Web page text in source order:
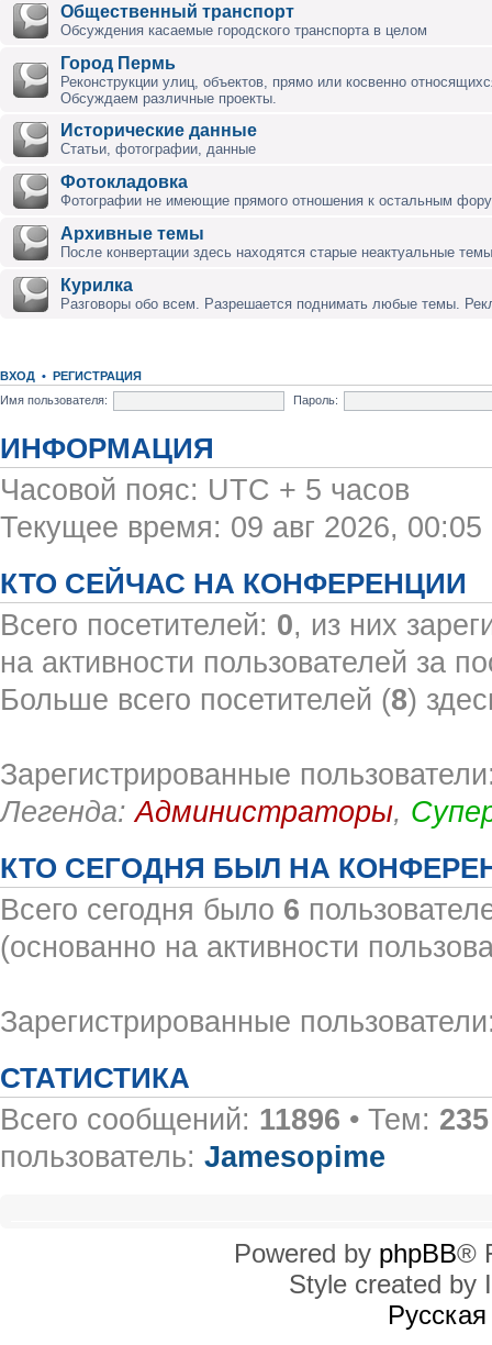
Общественный транспорт
Обсуждения касаемые городского транспорта в целом
Город Пермь
Реконструкции улиц, объектов, прямо или косвенно
Обсуждаем различные проекты.
Исторические данные
Статьи, фотографии, данные
Фотокладовка
Фотографии не имеющие прямого отношения к остальным
Архивные темы
После конвертации здесь находятся старые неактуальные
Курилка
Разговоры обо всем. Разрешается поднимать любые темы.
ВХОД • РЕГИСТРАЦИЯ
Имя пользователя:
Пароль:
ИНФОРМАЦИЯ
Часовой пояс: UTC + 5 часов
Текущее время: 09 авг 2026, 00:05
КТО СЕЙЧАС НА КОНФЕРЕНЦИИ
Всего посетителей: 0, из них
на активности пользователей за
Больше всего посетителей (8)
Зарегистрированные
Легенда:Администраторы,
КТО СЕГОДНЯ БЫЛ НА
Всего сегодня было 6
(основанно на активности
Зарегистрированные
СТАТИСТИКА
Всего сообщений: 11896 • Тем: 235
пользователь: Jamesopime
Powered by phpBB®
Style created by